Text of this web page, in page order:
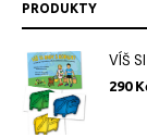
PRODUKTY
VÍŠ
290